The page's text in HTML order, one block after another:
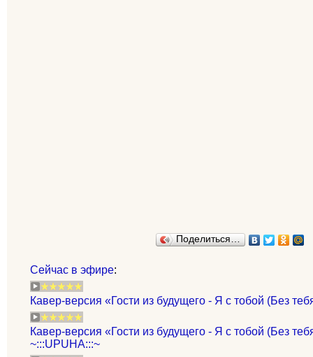
Поделиться…
Сейчас в эфире:
Кавер-версия «Гости из будущего - Я с тобой (Без
Кавер-версия «Гости из будущего - Я с тобой (Без
~:::UPUHA:::~